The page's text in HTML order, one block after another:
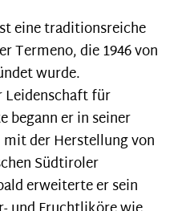
eine traditionsreiche
Termeno, die 1946 von
wurde.
Leidenschaft für
begann er in seiner
der Herstellung von
Südtiroler
erweiterte er sein